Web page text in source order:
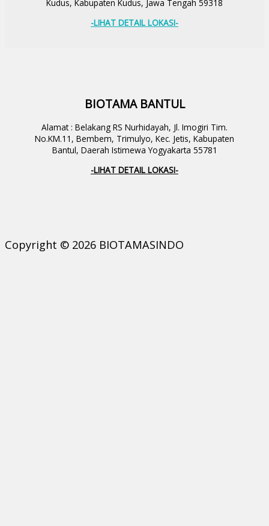
Kudus, Kabupaten Kudus, Jawa Tengah 59318
-LIHAT DETAIL LOKASI-
BIOTAMA BANTUL
Alamat : Belakang RS Nurhidayah, Jl. Imogiri Tim.
No.KM.11, Bembem, Trimulyo, Kec. Jetis, Kabupaten
Bantul, Daerah Istimewa Yogyakarta 55781
-LIHAT DETAIL LOKASI-
Copyright © 2026 BIOTAMASINDO